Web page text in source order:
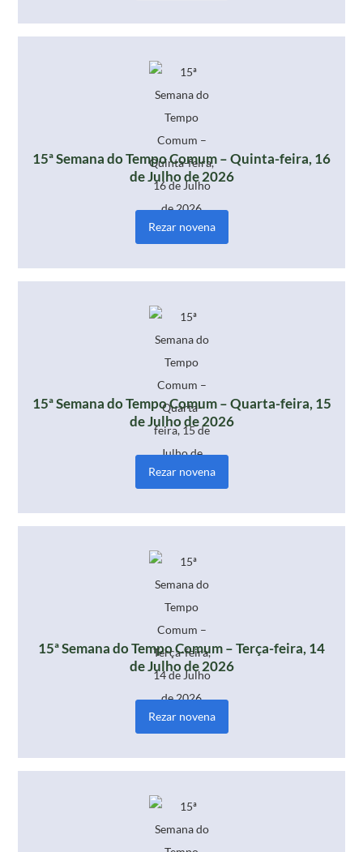
15ª Semana do Tempo Comum – Quinta-feira, 16
de Julho de 2026
Rezar novena
15ª Semana do Tempo Comum – Quarta-feira, 15
de Julho de 2026
Rezar novena
15ª Semana do Tempo Comum – Terça-feira, 14
de Julho de 2026
Rezar novena